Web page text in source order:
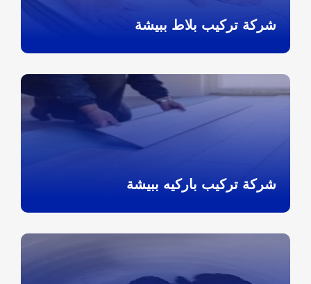
شركة تركيب بلاط ببيشة
شركة تركيب باركيه ببيشة